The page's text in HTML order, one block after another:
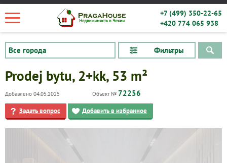
+7 (499) 350-22-65
+420 774 065 938
Фильтры
Prodej bytu, 2+kk, 53 m²
Добавлено 04.05.2025 Объект № 72256
Задать вопрос Добавить в избранное